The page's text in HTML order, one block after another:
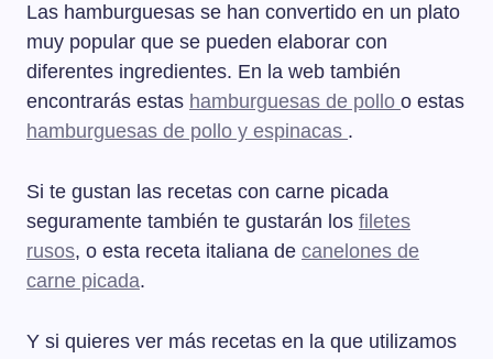
Las hamburguesas se han convertido en un plato
muy popular que se pueden elaborar con
diferentes ingredientes. En la web también
encontrarás estas hamburguesas de pollo o estas
hamburguesas de pollo y espinacas .
Si te gustan las recetas con carne picada
seguramente también te gustarán los filetes
rusos, o esta receta italiana de canelones de
carne picada.
Y si quieres ver más recetas en la que utilizamos